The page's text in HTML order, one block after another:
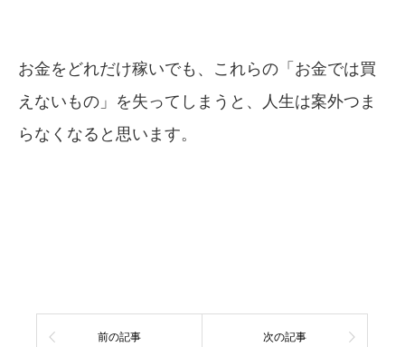
お金をどれだけ稼いでも、これらの「お金では買
えないもの」を失ってしまうと、人生は案外つま
らなくなると思います。
前の記事 次の記事